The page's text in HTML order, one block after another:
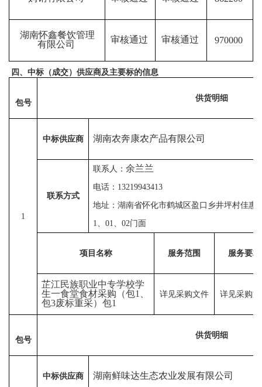
湖南怀鑫餐饮管理
有限公司
审核通过 审核通过 970000
四、中标（成交）供应商及主要标的信息
包号
供货明细
1
中标供应商 湖南农奔康农产品有限公司
联系方式
联系人：余兰兰
电话： 13219943413
地址：湖南省怀化市鹤城区盈口乡井坪村佳惠
1、01、02门面
项目名称 服务范围 服务要求
芷江民族职业中专学校学
生一食堂食材采购（包1、
包3废标重采）包1
详见采购文件 详见采购
包号
供货明细
中标供应商 湖南鲜味达生态农业发展有限公司